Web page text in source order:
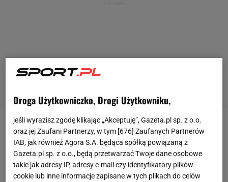
Michał Żyro nie znalazł się w kadrze Korony Kielce
na styczniowe zgrupowanie wTurcjii dostał od
szefów kieleckiego klubu pozwolenie na szukanie
nowego klubu.W efekcie trafił do Stali Mielec -
Droga Użytkowniczko, Drogi Użytkowniku,
jeśli wyrazisz zgodę klikając „Akceptuję”, Gazeta.pl sp. z o.o.
oraz jej Zaufani Partnerzy, w tym [676] Zaufanych Partnerów
IAB, jak również Agora S.A. będąca spółką powiązaną z
Gazeta.pl sp. z o.o., będą przetwarzać Twoje dane osobowe
takie jak adresy IP, adresy e-mail czy identyfikatory plików
cookie lub inne informacje zapisane w tych plikach do celów